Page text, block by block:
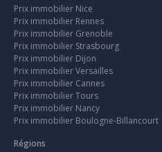
Prix immobilier Nice
Prix immobilier Rennes
Prix immobilier Grenoble
Prix immobilier Strasbourg
Prix immobilier Dijon
Prix immobilier Versailles
Prix immobilier Cannes
Prix immobilier Tours
Prix immobilier Nancy
Prix immobilier Boulogne-Billancourt
Régions